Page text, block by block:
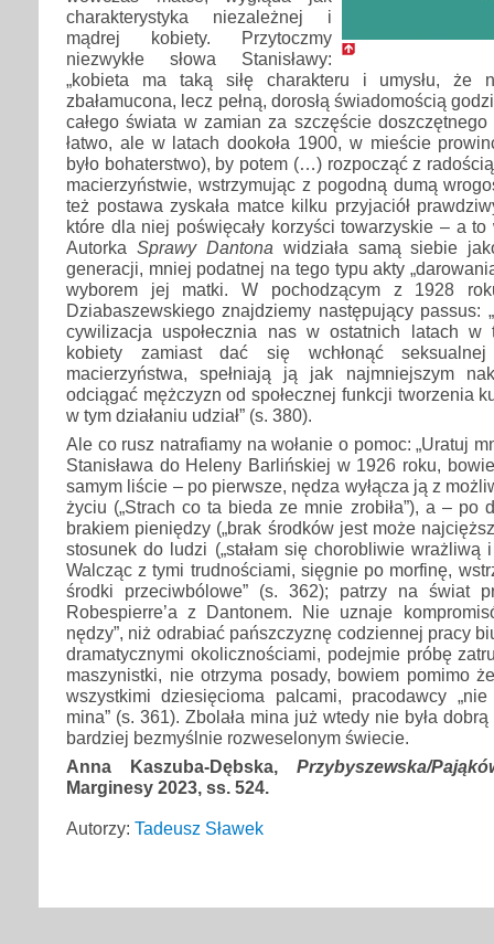
charakterystyka niezależnej i
mądrej kobiety. Przytoczmy
niezwykłe słowa Stanisławy:
„kobieta ma taką siłę charakteru i umysłu, że
zbałamucona, lecz pełną, dorosłą świadomością
całego świata w zamian za szczęście
łatwo, ale w latach dookoła 1900, w mieście
było bohaterstwo), by potem (…) rozpocząć z
macierzyństwie, wstrzymując z pogodną dumą
też postawa zyskała matce kilku przyjaciół
które dla niej poświęcały korzyści towarzyskie – a to
Autorka Sprawy Dantona widziała samą siebie
generacji, mniej podatnej na tego typu akty
wyborem jej matki. W pochodzącym z 1928
Dziabaszewskiego znajdziemy następujący passus:
cywilizacja uspołecznia nas w ostatnich latach
kobiety zamiast dać się wchłonąć
macierzyństwa, spełniają ją jak najmniejszym
odciągać mężczyzn od społecznej funkcji tworzenia
w tym działaniu udział” (s. 380).
Ale co rusz natrafiamy na wołanie o pomoc: „Uratuj
Stanisława do Heleny Barlińskiej w 1926 roku,
samym liście – po pierwsze, nędza wyłącza ją z
życiu („Strach co ta bieda ze mnie zrobiła”), a – po
brakiem pieniędzy („brak środków jest może
stosunek do ludzi („stałam się chorobliwie wrażliwą
Walcząc z tymi trudnościami, sięgnie po morfinę,
środki przeciwbólowe” (s. 362); patrzy na świat
Robespierre’a z Dantonem. Nie uznaje
nędzy”, niż odrabiać pańszczyznę codziennej pracy
dramatycznymi okolicznościami, podejmie próbę
maszynistki, nie otrzyma posady, bowiem pomimo
wszystkimi dziesięcioma palcami, pracodawcy
mina” (s. 361). Zbolała mina już wtedy nie była
bardziej bezmyślnie rozweselonym świecie.
Anna Kaszuba-Dębska,Przybyszewska/
Marginesy 2023, ss. 524.
Autorzy: Tadeusz Sławek